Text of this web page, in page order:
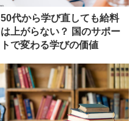
50代から学び直しても給料
は上がらない？ 国のサポー
トで変わる学びの価値